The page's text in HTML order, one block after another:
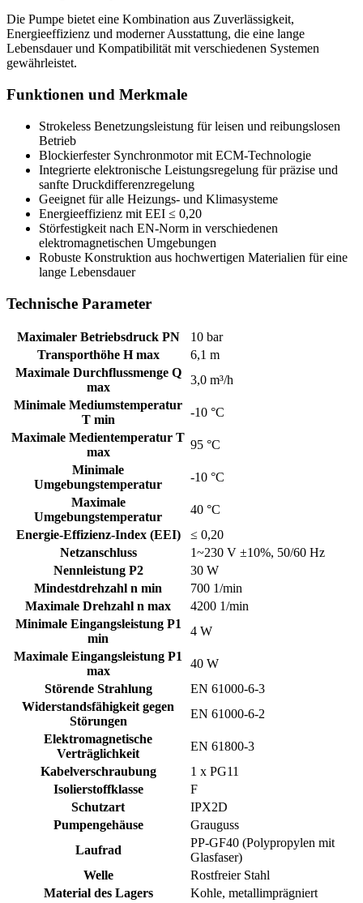
Die Pumpe bietet eine Kombination aus Zuverlässigkeit,
Energieeffizienz und moderner Ausstattung, die eine lange
Lebensdauer und Kompatibilität mit verschiedenen Systemen
gewährleistet.
Funktionen und Merkmale
Strokeless Benetzungsleistung für leisen und reibungslosen
Betrieb
Blockierfester Synchronmotor mit ECM-Technologie
Integrierte elektronische Leistungsregelung für präzise und
sanfte Druckdifferenzregelung
Geeignet für alle Heizungs- und Klimasysteme
Energieeffizienz mit EEI ≤ 0,20
Störfestigkeit nach EN-Norm in verschiedenen
elektromagnetischen Umgebungen
Robuste Konstruktion aus hochwertigen Materialien für eine
lange Lebensdauer
Technische Parameter
Maximaler Betriebsdruck PN
10 bar
Transporthöhe H max
6,1 m
Maximale Durchflussmenge Q
max
3,0 m³/h
Minimale Mediumstemperatur
T min
-10 °C
Maximale Medientemperatur T
max
95 °C
Minimale
Umgebungstemperatur
-10 °C
Maximale
Umgebungstemperatur
40 °C
Energie-Effizienz-Index (EEI)
≤ 0,20
Netzanschluss
1~230 V ±10%, 50/60 Hz
Nennleistung P2
30 W
Mindestdrehzahl n min
700 1/min
Maximale Drehzahl n max
4200 1/min
Minimale Eingangsleistung P1
min
4 W
Maximale Eingangsleistung P1
max
40 W
Störende Strahlung
EN 61000-6-3
Widerstandsfähigkeit gegen
Störungen
EN 61000-6-2
Elektromagnetische
Verträglichkeit
EN 61800-3
Kabelverschraubung
1 x PG11
Isolierstoffklasse
F
Schutzart
IPX2D
Pumpengehäuse
Grauguss
Laufrad
PP-GF40 (Polypropylen mit
Glasfaser)
Welle
Rostfreier Stahl
Material des Lagers
Kohle, metallimprägniert